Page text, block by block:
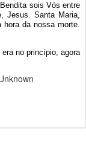
sois Vós entre
Jesus. Santa Maria,
hora da nossa morte.
no princípio, agora